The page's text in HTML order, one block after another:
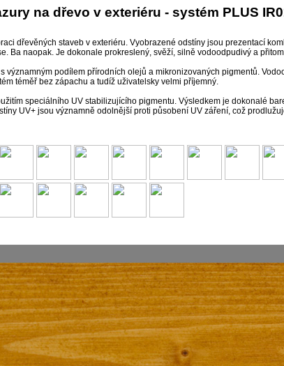
na dřevo v exteriéru - systém PLUS
dřevěných staveb v exteriéru. Vyobrazené odstíny jsou prezentací
Ba naopak. Je dokonale prokreslený, svěží, silně vodoodpudivý a
podílem přírodních olejů a mikronizovaných pigmentů.
téměř bez zápachu a tudíž uživatelsky velmi příjemný.
speciálního UV stabilizujícího pigmentu. Výsledkem je dokonalé
UV+ jsou významně odolnější proti působení UV záření, což